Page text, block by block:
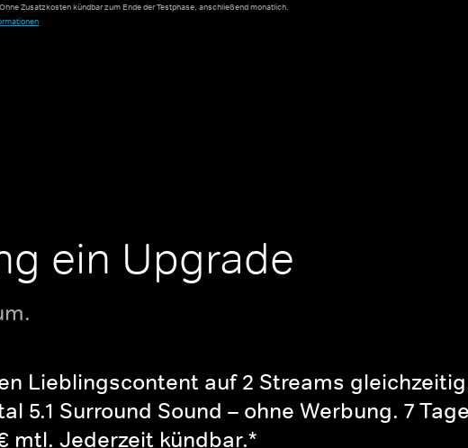
Ohne Zusatzkosten kündbar zum Ende der Testphase, anschließend monatlich.
ein Upgrade
Lieblingscontent auf 2 Streams
5.1 Surround Sound – ohne Werbung. 7
mtl. Jederzeit kündbar.*